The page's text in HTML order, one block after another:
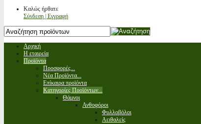
Καλώς ήρθατε
Σύνδεση | Εγγραφή
Αρχική
Η εταιρεία
Προϊόντα
Προσφορές...
Νέα Προϊόντα...
Επίκαιρα προϊόντα
Κατηγορίες Προϊόντων...
Θάμνοι
Ανθοφόροι
Φυλλοβόλοι
Αειθαλείς